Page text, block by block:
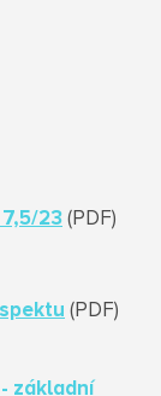
7,5/23 (PDF)
(PDF)
- základní